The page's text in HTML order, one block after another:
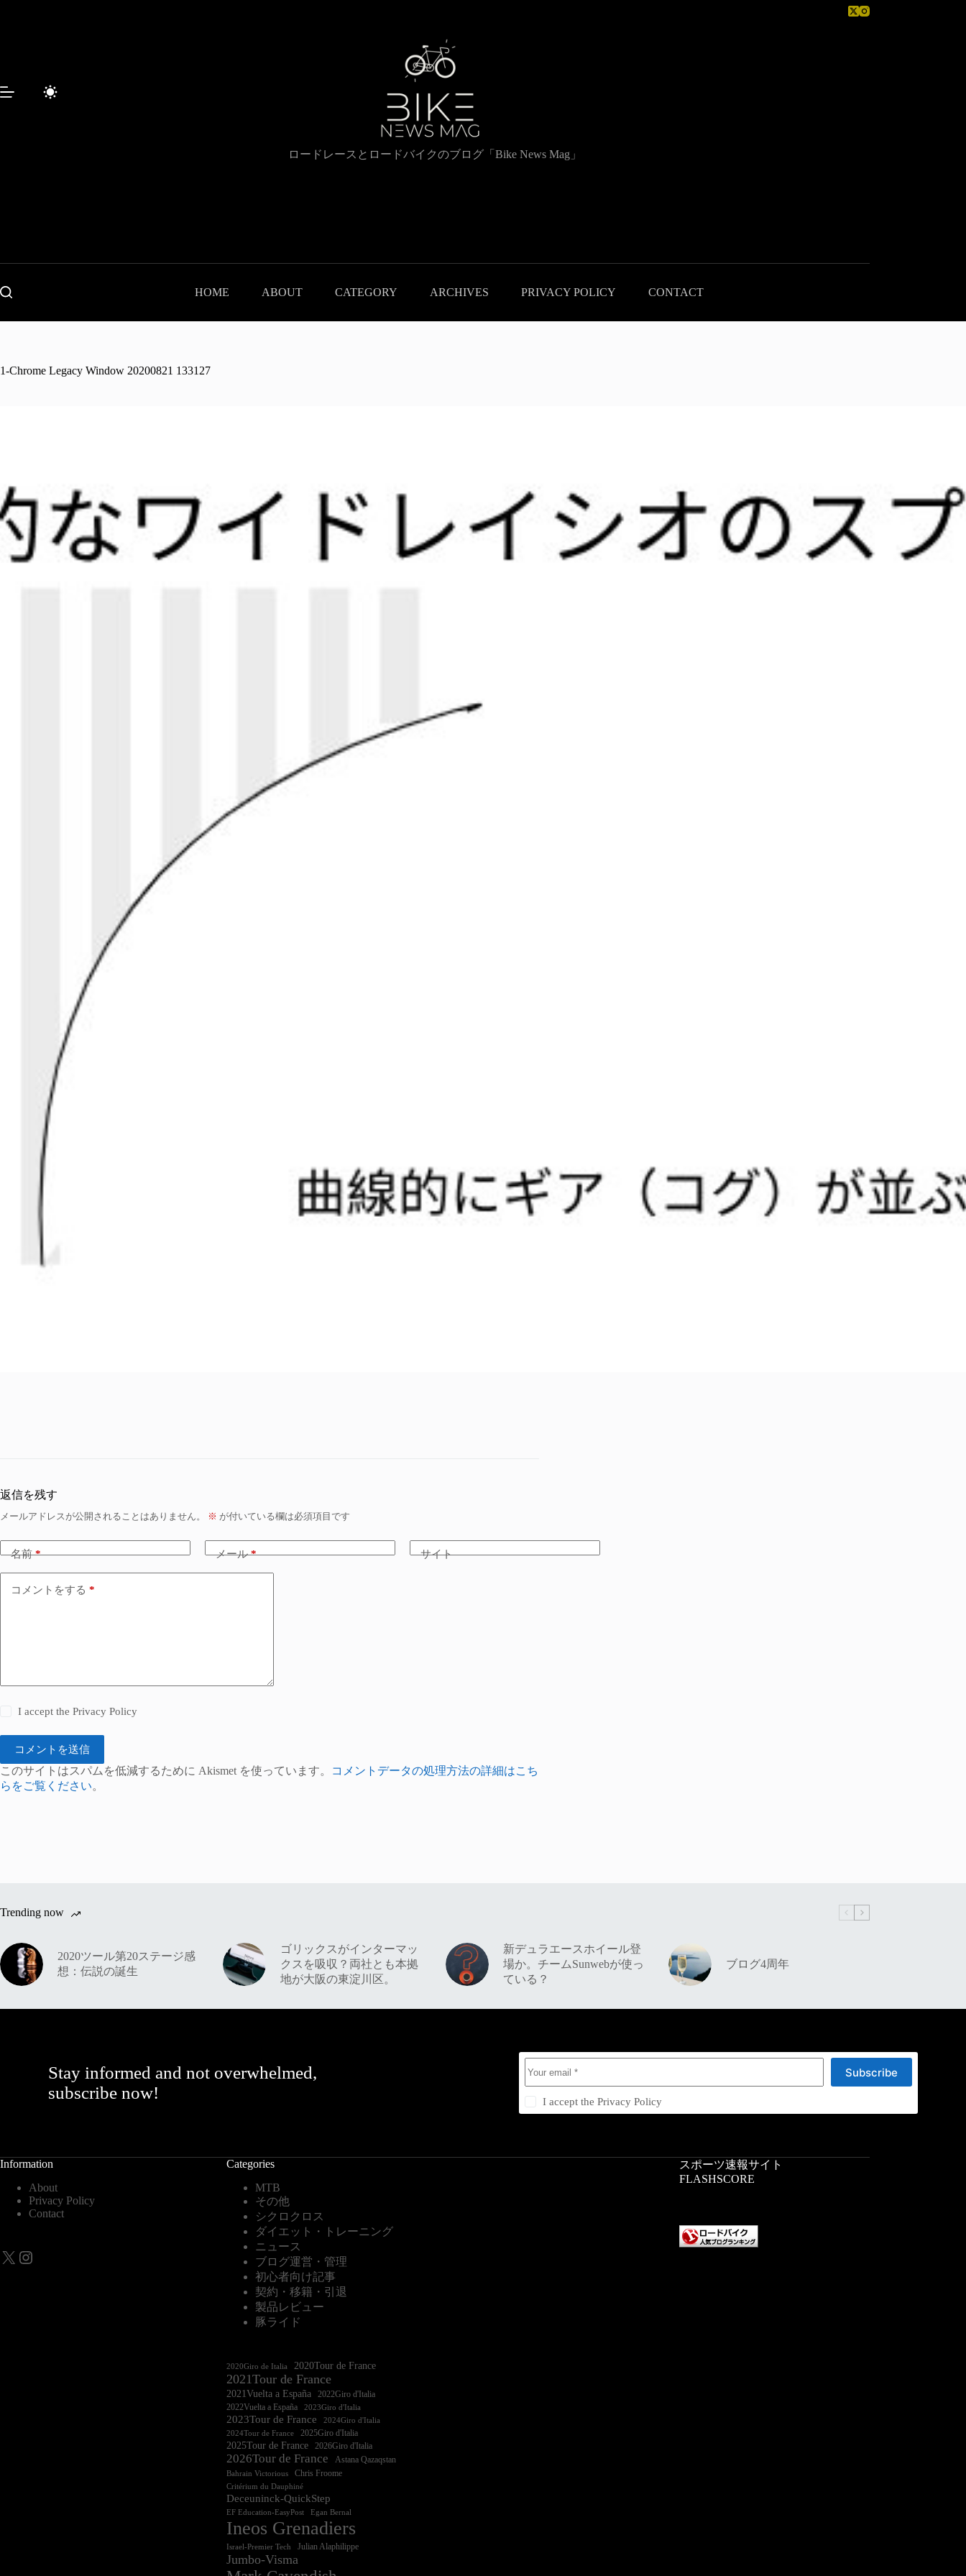
ス
ロードレースとロードバイクのブログ「Bike News Mag」
HOME ABOUT CATEGORY ARCHIVES PRIVACY POLICY CONTACT
1-Chrome Legacy Window 20200821 133127
返信を残す
メールアドレスが公開されることはありません。 ※ が付いている欄は必須項目です
名前* メール* サイト
コメントをする *
I accept thePrivacy Policy
コメントを送信
このサイトはスパムを低減するために Akismet を使っています。
コメントデータの処理方法の詳細はこち
らをご覧ください。
Trending now
2020ツール第20ステージ感
想：伝説の誕生
ゴリックスがインターマッ
クスを吸収？両社とも本拠
地が大阪の東淀川区。
新デュラエースホイール登
場か。チームSunwebが使っ
ている？
ブログ4周年
Stay informed and not overwhelmed,
subscribe now!
Subscribe
I accept thePrivacy Policy
Information
About
Privacy Policy
Contact
X Instagram
Categories
MTB
その他
シクロクロス
ダイエット・トレーニング
ニュース
ブログ運営・管理
初心者向け記事
契約・移籍・引退
製品レビュー
豚ライド
2020Giro de Italia 2020Tour de France
2021Tour de France
2021Vuelta a España
2022Giro d'Italia‏
2022Vuelta a España
2023Giro d'Italia
2023Tour de France
2024Tour de France
2025Giro d'Italia
2025Tour de France 2026Giro d'Italia
2026Tour de France Astana Qazaqstan
Bahrain Victorious Chris Froome
Critérium du Dauphiné
Deceuninck-QuickStep
EF Education-EasyPost Egan Bernal
Ineos Grenadiers
Israel-Premier Tech Julian Alaphilippe
Jumbo-Visma
スポーツ速報サイト
FLASHSCORE